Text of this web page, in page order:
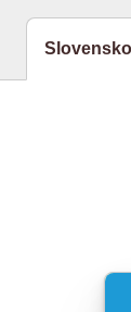
Slovensko